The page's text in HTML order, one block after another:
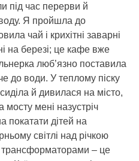
під час перерви й
Я пройшла до
чай і крихітні заварні
на березі; це кафе вже
люб’язно поставила
до води. У теплому піску
й дивилася на місто,
мені назустріч
покатати дітей на
світлі над річкою
– це